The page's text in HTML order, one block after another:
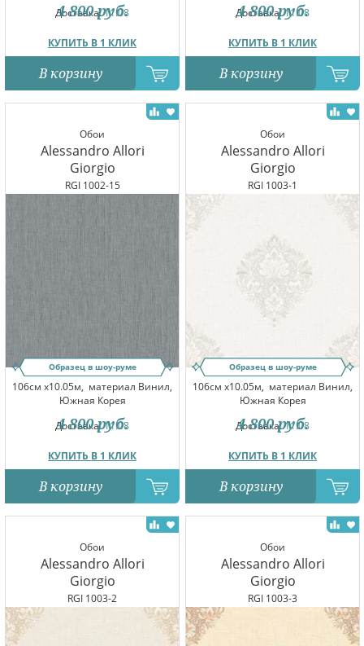
Доставка:11.08
КУПИТЬ В 1 КЛИК
4 800 руб.
В корзину
Доставка:11.08
КУПИТЬ В 1 КЛИК
4 800 руб.
В корзину
Обои
Alessandro Allori
Giorgio
RGI 1002-15
Образец в шоу-руме
106см x10.05м, материал Винил,
Южная Корея
Доставка:11.08
КУПИТЬ В 1 КЛИК
4 800 руб.
В корзину
Обои
Alessandro Allori
Giorgio
RGI 1003-1
Образец в шоу-руме
106см x10.05м, материал Винил,
Южная Корея
Доставка:11.08
КУПИТЬ В 1 КЛИК
4 800 руб.
В корзину
Обои
Alessandro Allori
Giorgio
RGI 1003-2
Обои
Alessandro Allori
Giorgio
RGI 1003-3